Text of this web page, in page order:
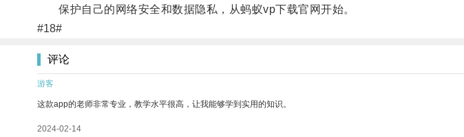
保护自己的网络安全和数据隐私，从蚂蚁vp下载官网开始。
#18#
评论
游客
这款app的老师非常专业，教学水平很高，让我能够学到实用的知识。
2024-02-14